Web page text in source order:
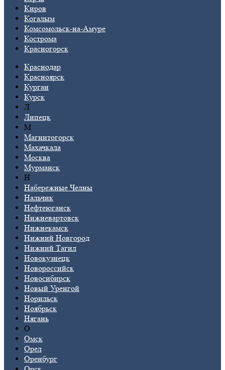
Киров
Когалым
Комсомольск-на-Амуре
Кострома
Красногорск
Краснодар
Красноярск
Курган
Курск
Л
Липецк
М
Магнитогорск
Махачкала
Москва
Мурманск
Н
Набережные Челны
Нальчик
Нефтеюганск
Нижневартовск
Нижнекамск
Нижний Новгород
Нижний Тагил
Новокузнецк
Новороссийск
Новосибирск
Новый Уренгой
Норильск
Ноябрьск
Нягань
О
Омск
Орел
Оренбург